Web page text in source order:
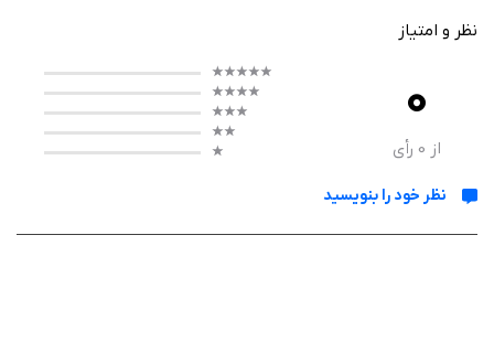
در طول مراحل، باید با استفاده از سلاح‌های مختلف به مقابله با زامبی‌ها بپردازید،
افزایش دهید. دشمنان در دسته‌های مختلف ظاهر می‌شوند و هرچه در بازی
نظر و امتیاز
0
از 0 رأی
نظر خود را بنویسید